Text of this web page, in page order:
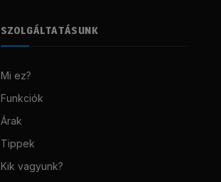
SZOLGÁLTATÁSUNK
Mi ez?
Funkciók
Árak
Tippek
Kik vagyunk?